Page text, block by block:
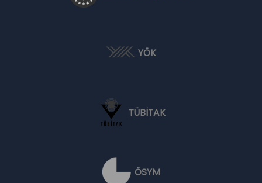
YÖK
TÜBİTAK
ÖSYM